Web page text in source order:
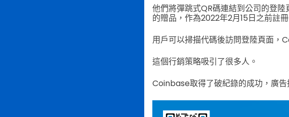
他們將彈跳式QR碼連結到公司的登
的贈品，作為2022年2月15日之前註
用戶可以掃描代碼後訪問登陸頁面
這個行銷策略吸引了很多人。
Coinbase取得了破紀錄的成功，廣